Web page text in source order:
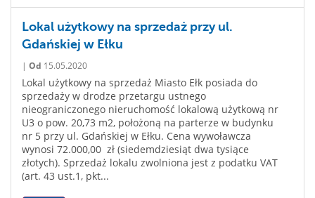
Lokal użytkowy na sprzedaż przy ul.
Gdańskiej w Ełku
| Od 15.05.2020
Lokal użytkowy na sprzedaż Miasto Ełk posiada do
sprzedaży w drodze przetargu ustnego
nieograniczonego nieruchomość lokalową użytkową nr
U3 o pow. 20,73 m2, położoną na parterze w budynku
nr 5 przy ul. Gdańskiej w Ełku. Cena wywoławcza
wynosi 72.000,00 zł (siedemdziesiąt dwa tysiące
złotych). Sprzedaż lokalu zwolniona jest z podatku VAT
(art. 43 ust.1, pkt...